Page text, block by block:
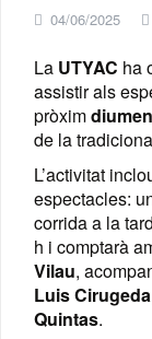
04/06/2025
La UTYAC ha
assistir als
pròxim
de la
L’activitat
espectacles:
corrida a la
h i comptarà
Vilau,
Luis Cirugeda
Quintas.